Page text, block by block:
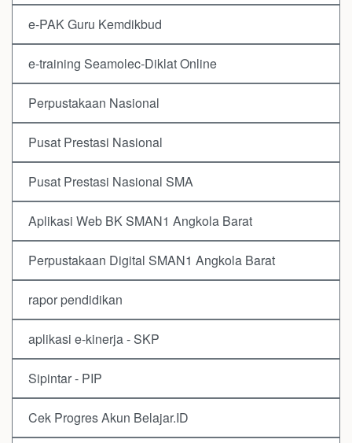
e-PAK Guru Kemdikbud
e-training Seamolec-Diklat Online
Perpustakaan Nasional
Pusat Prestasi Nasional
Pusat Prestasi Nasional SMA
Aplikasi Web BK SMAN1 Angkola Barat
Perpustakaan Digital SMAN1 Angkola Barat
rapor pendidikan
aplikasi e-kinerja - SKP
Sipintar - PIP
Cek Progres Akun Belajar.ID